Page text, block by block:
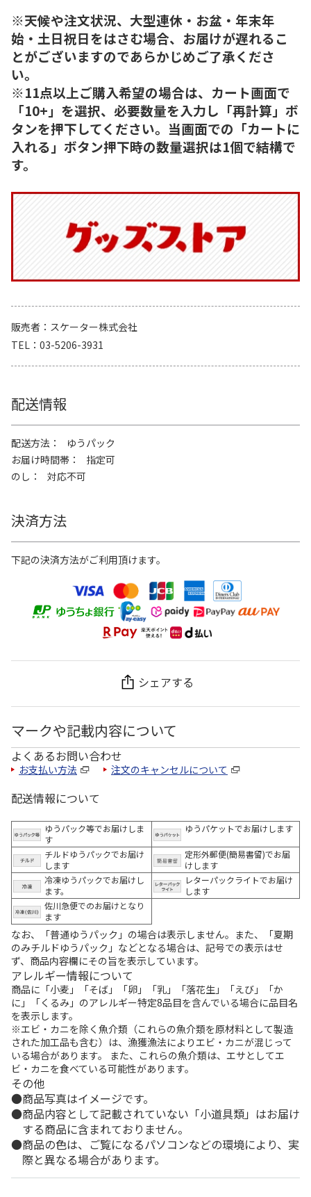
※天候や注文状況、大型連休・お盆・年末年
始・土日祝日をはさむ場合、お届けが遅れるこ
とがございますのであらかじめご了承くださ
い。
※11点以上ご購入希望の場合は、カート画面で
「10+」を選択、必要数量を入力し「再計算」ボ
タンを押下してください。当画面での「カートに
入れる」ボタン押下時の数量選択は1個で結構で
す。
販売者
スケーター株式会社
TEL
03-5206-3931
配送情報
配送方法
ゆうパック
お届け時間帯
指定可
のし
対応不可
決済方法
下記の決済方法がご利用頂けます。
シェアする
マークや記載内容について
よくあるお問い合わせ
お支払い方法 注文のキャンセルについて
配送情報について
ゆうパック等でお届けしま
す
ゆうパケットでお届けします
チルドゆうパックでお届け
します
定形外郵便(簡易書留)でお届
けします
冷凍ゆうパックでお届けし
ます。
レターパックライトでお届け
します
佐川急便でのお届けとなり
ます
なお、「普通ゆうパック」の場合は表示しません。また、「夏期
のみチルドゆうパック」などとなる場合は、記号での表示はせ
ず、商品内容欄にその旨を表示しています。
アレルギー情報について
商品に「小麦」「そば」「卵」「乳」「落花生」「えび」「か
に」「くるみ」のアレルギー特定8品目を含んでいる場合に品目名
を表示します。
※エビ・カニを除く魚介類（これらの魚介類を原材料として製造
された加工品も含む）は、漁獲漁法によりエビ・カニが混じって
いる場合があります。 また、これらの魚介類は、エサとしてエ
ビ・カニを食べている可能性があります。
その他
商品写真はイメージです。
商品内容として記載されていない「小道具類」はお届け
する商品に含まれておりません。
商品の色は、ご覧になるパソコンなどの環境により、実
際と異なる場合があります。